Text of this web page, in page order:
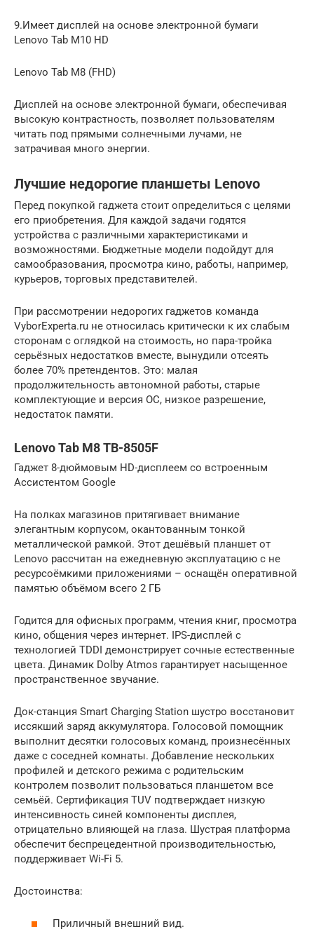
9.Имеет дисплей на основе электронной бумаги
Lenovo Tab M10 HD
Lenovo Tab M8 (FHD)
Дисплей на основе электронной бумаги, обеспечивая
высокую контрастность, позволяет пользователям
читать под прямыми солнечными лучами, не
затрачивая много энергии.
Лучшие недорогие планшеты Lenovo
Перед покупкой гаджета стоит определиться с целями
его приобретения. Для каждой задачи годятся
устройства с различными характеристиками и
возможностями. Бюджетные модели подойдут для
самообразования, просмотра кино, работы, например,
курьеров, торговых представителей.
При рассмотрении недорогих гаджетов команда
VyborExperta.ru не относилась критически к их слабым
сторонам с оглядкой на стоимость, но пара-тройка
серьёзных недостатков вместе, вынудили отсеять
более 70% претендентов. Это: малая
продолжительность автономной работы, старые
комплектующие и версия ОС, низкое разрешение,
недостаток памяти.
Lenovo Tab M8 TB-8505F
Гаджет 8-дюймовым HD-дисплеем со встроенным
Ассистентом Google
На полках магазинов притягивает внимание
элегантным корпусом, окантованным тонкой
металлической рамкой. Этот дешёвый планшет от
Lenovo рассчитан на ежедневную эксплуатацию с не
ресурсоёмкими приложениями – оснащён оперативной
памятью объёмом всего 2 ГБ
Годится для офисных программ, чтения книг, просмотра
кино, общения через интернет. IPS-дисплей с
технологией TDDI демонстрирует сочные естественные
цвета. Динамик Dolby Atmos гарантирует насыщенное
пространственное звучание.
Док-станция Smart Charging Station шустро восстановит
иссякший заряд аккумулятора. Голосовой помощник
выполнит десятки голосовых команд, произнесённых
даже с соседней комнаты. Добавление нескольких
профилей и детского режима с родительским
контролем позволит пользоваться планшетом все
семьёй. Сертификация TUV подтверждает низкую
интенсивность синей компоненты дисплея,
отрицательно влияющей на глаза. Шустрая платформа
обеспечит беспрецедентной производительностью,
поддерживает Wi-Fi 5.
Достоинства:
Приличный внешний вид.